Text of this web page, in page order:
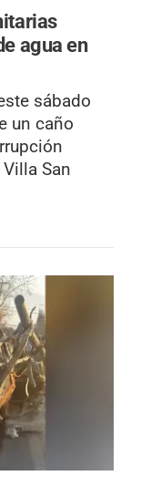
agua en
sábado
un caño
San